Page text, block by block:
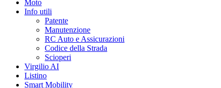
Moto
Info utili
Patente
Manutenzione
RC Auto e Assicurazioni
Codice della Strada
Scioperi
Virgilio AI
Listino
Smart Mobility